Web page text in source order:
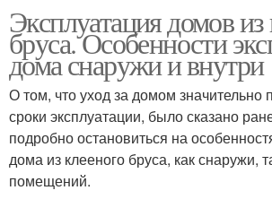
Эксплуатация домов из
бруса. Особенности
дома снаружи и внутри
О том, что уход за домом значительно
сроки эксплуатации, было сказано
подробно остановиться на
дома из клееного бруса, как снаружи,
помещений.